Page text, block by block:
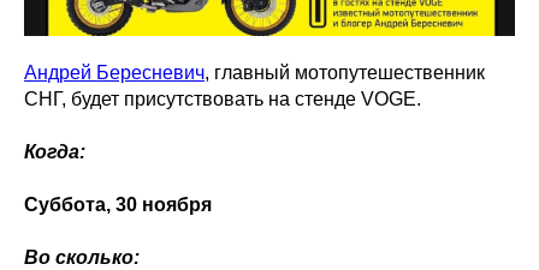
Андрей Бересневич, главный мотопутешественник
СНГ, будет присутствовать на стенде VOGE.
Когда:
Суббота, 30 ноября
Во сколько: